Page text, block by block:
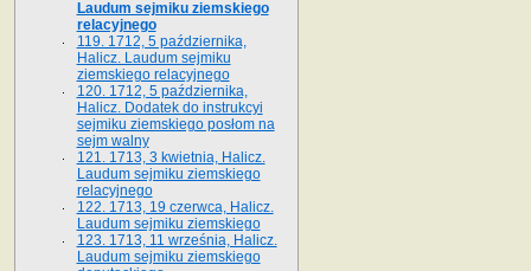
Laudum sejmiku ziemskiego
relacyjnego
119. 1712, 5 października,
Halicz. Laudum sejmiku
ziemskiego relacyjnego
120. 1712, 5 października,
Halicz. Dodatek do instrukcyi
sejmiku ziemskiego posłom na
sejm walny
121. 1713, 3 kwietnia, Halicz.
Laudum sejmiku ziemskiego
relacyjnego
122. 1713, 19 czerwca, Halicz.
Laudum sejmiku ziemskiego
123. 1713, 11 września, Halicz.
Laudum sejmiku ziemskiego